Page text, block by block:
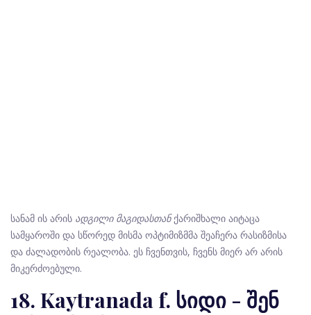
სანამ ის არის ადგილი მაგიდასთანქარიშხალი აიტაცა
სამყაროში და სწორედ მისმა ოპტიმიზმმა შეაჩერა რასიზმისა
და ძალადობის რეალობა. ეს ჩვენთვის, ჩვენს მიერ არ არის
მიკერძოებული.
18. Kaytranada f. სიდი - შენ